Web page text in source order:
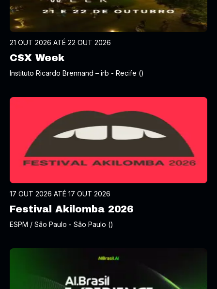
21 OUT 2026 ATÉ 22 OUT 2026
CSX Week
Instituto Ricardo Brennand – irb - Recife ()
17 OUT 2026 ATÉ 17 OUT 2026
Festival Akilomba 2026
ESPM / São Paulo - São Paulo ()